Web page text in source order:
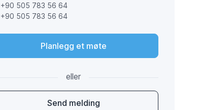
+90 505 783 56 64
+90 505 783 56 64
Planlegg et møte
eller
Send melding